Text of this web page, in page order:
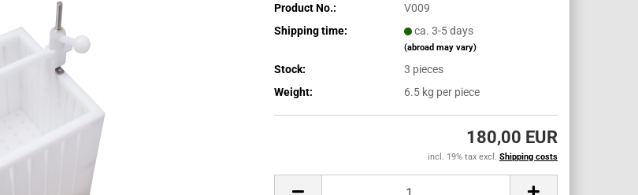
Product No.:
V009
Shipping time:
ca. 3-5 days
(abroad may vary)
Stock: 3 pieces
Weight:
6.5 kg per piece
180,00 EUR
incl. 19% tax excl. Shipping costs